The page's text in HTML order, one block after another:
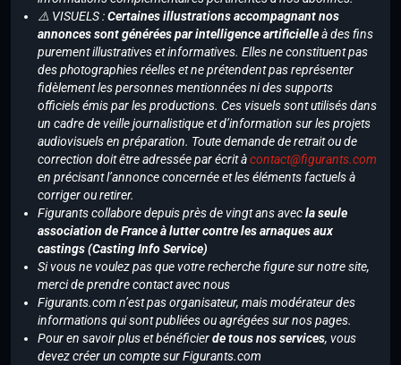
⚠️ VISUELS :Certaines illustrations accompagnant nos
annonces sont générées par intelligence artificielleà des fins
purement illustratives et informatives. Elles ne constituent pas
des photographies réelles et ne prétendent pas représenter
fidèlement les personnes mentionnées ni des supports
officiels émis par les productions. Ces visuels sont utilisés dans
un cadre de veille journalistique et d’information sur les projets
audiovisuels en préparation. Toute demande de retrait ou de
correction doit être adressée par écrit àcontact@figurants.com
en précisant l’annonce concernée et les éléments factuels à
corriger ou retirer.
Figurants collabore depuis près de vingt ans avecla seule
association de France à lutter contre les arnaques aux
castings (Casting Info Service)
Si vous ne voulez pas que votre recherche figure sur notre site,
merci de prendre contact avec nous
Figurants.com n’est pas organisateur, mais modérateur des
informations qui sont publiées ou agrégées sur nos pages.
Pour en savoir plus et bénéficierde tous nos services, vous
devez créer un compte sur Figurants.com